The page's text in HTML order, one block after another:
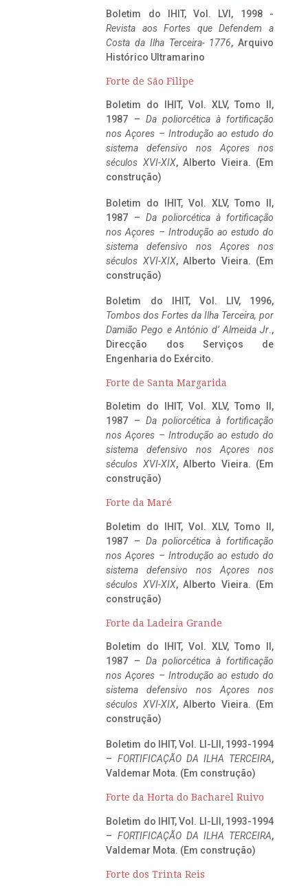
Boletim do IHIT, Vol. LVI, 1998 -
Revista aos Fortes que Defendem a
Costa da Ilha Terceira- 1776, Arquivo
Histórico Ultramarino
Forte de São Filipe
Boletim do IHIT, Vol. XLV, Tomo II,
1987 – Da poliorcética à fortificação
nos Açores – Introdução ao estudo do
sistema defensivo nos Açores nos
séculos XVI-XIX, Alberto Vieira. (Em
construção)
Boletim do IHIT, Vol. XLV, Tomo II,
1987 – Da poliorcética à fortificação
nos Açores – Introdução ao estudo do
sistema defensivo nos Açores nos
séculos XVI-XIX, Alberto Vieira. (Em
construção)
Boletim do IHIT, Vol. LIV, 1996,
Tombos dos Fortes da Ilha Terceira, por
Damião Pego e António d’ Almeida Jr.,
Direcção dos Serviços de
Engenharia do Exército.
Forte de Santa Margarida
Boletim do IHIT, Vol. XLV, Tomo II,
1987 – Da poliorcética à fortificação
nos Açores – Introdução ao estudo do
sistema defensivo nos Açores nos
séculos XVI-XIX, Alberto Vieira. (Em
construção)
Forte da Maré
Boletim do IHIT, Vol. XLV, Tomo II,
1987 – Da poliorcética à fortificação
nos Açores – Introdução ao estudo do
sistema defensivo nos Açores nos
séculos XVI-XIX, Alberto Vieira. (Em
construção)
Forte da Ladeira Grande
Boletim do IHIT, Vol. XLV, Tomo II,
1987 – Da poliorcética à fortificação
nos Açores – Introdução ao estudo do
sistema defensivo nos Açores nos
séculos XVI-XIX, Alberto Vieira. (Em
construção)
Boletim do IHIT, Vol. LI-LII, 1993-1994
– FORTIFICAÇÃO DA ILHA TERCEIRA,
Valdemar Mota. (Em construção)
Forte da Horta do Bacharel Ruivo
Boletim do IHIT, Vol. LI-LII, 1993-1994
– FORTIFICAÇÃO DA ILHA TERCEIRA,
Valdemar Mota. (Em construção)
Forte dos Trinta Reis